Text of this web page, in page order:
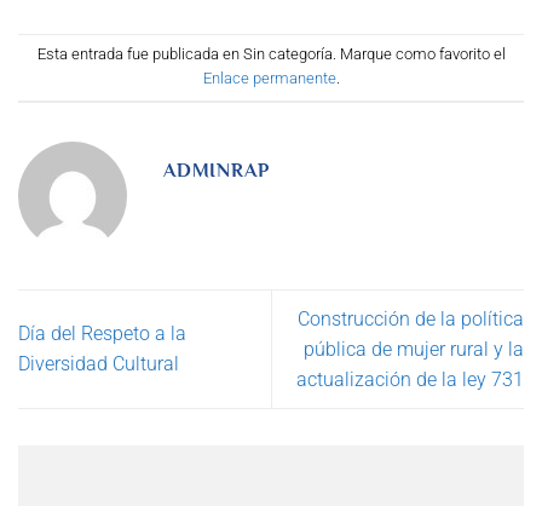
Esta entrada fue publicada en Sin categoría. Marque como favorito el
Enlace permanente.
ADMINRAP
Día del Respeto a la
Diversidad Cultural
Construcción de la política
pública de mujer rural y la
actualización de la ley 731